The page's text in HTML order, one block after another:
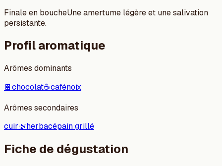
Finale en boucheUne amertume légère et une salivation
persistante.
Profil aromatique
Arômes dominants
🍫chocolat☕cafénoix
Arômes secondaires
cuir🌿herbacépain grillé
Fiche de dégustation